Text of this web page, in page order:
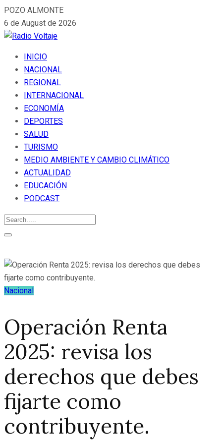
POZO ALMONTE
6 de August de 2026
INICIO
NACIONAL
REGIONAL
INTERNACIONAL
ECONOMÍA
DEPORTES
SALUD
TURISMO
MEDIO AMBIENTE Y CAMBIO CLIMÁTICO
ACTUALIDAD
EDUCACIÓN
PODCAST
Nacional
Operación Renta
2025: revisa los
derechos que debes
fijarte como
contribuyente.